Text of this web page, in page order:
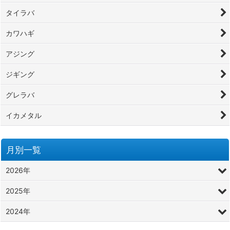
タイラバ
カワハギ
アジング
ジギング
グレラバ
イカメタル
月別一覧
2026年
2025年
2024年